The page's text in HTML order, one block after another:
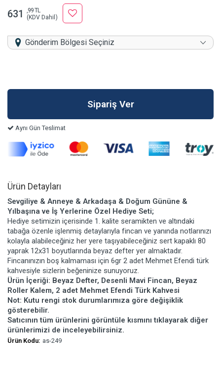
631
,99 TL
(KDV Dahil)
Gönderim Bölgesi Seçiniz
Aynı Gün Teslimat
Ürün Detayları
Sevgiliye & Anneye & Arkadaşa & Doğum Gününe &
Yılbaşına ve İş Yerlerine Özel Hediye Seti;
Hediye setimizin içerisinde 1. kalite seramikten ve altındaki
tabağa özenle işlenmiş detaylarıyla fincan ve yanında notlarınızı
kolayla alabileceğiniz her yere taşıyabileceğiniz sert kapaklı 80
yaprak 12x31 boyutlarında beyaz defter yer almaktadır.
Fincanınızın boş kalmaması için 6gr 2 adet Mehmet Efendi türk
kahvesiyle sizlerin beğeninize sunuyoruz.
Ürün İçeriği: Beyaz Defter, Desenli Mavi Fincan, Beyaz
Roller Kalem, 2 adet Mehmet Efendi Türk Kahvesi
Not: Kutu rengi stok durumlarımıza göre değişiklik
gösterebilir.
Satıcının tüm ürünlerini görüntüle kısmını tıklayarak diğer
ürünlerimizi de inceleyebilirsiniz.
Ürün Kodu: as-249